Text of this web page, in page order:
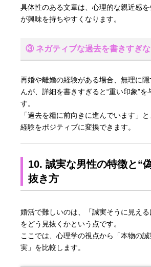
具体性のある文章は、心理的な親近感
が興味を持ちやすくなります。
③ ネガティブな過去を書きすぎ
再婚や離婚の経験がある場合、無理に
んが、詳細を書きすぎると“重い印象”を
す。
「過去を糧に前向きに進んでいます」と
経験をポジティブに変換できます。
10. 誠実な男性の特徴と“
抜き方
婚活で難しいのは、「誠実そうに見える
をどう見抜くかという点です。
ここでは、心理学の視点から「本物の
実」を比較します。